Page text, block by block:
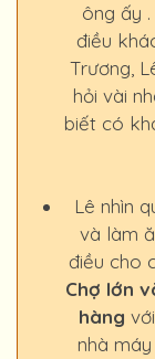
ông ấy
điều
Trương,
hỏi vài
biết có
Lê nhìn
và làm
điều cho
Chợ lớn
hàng
nhà